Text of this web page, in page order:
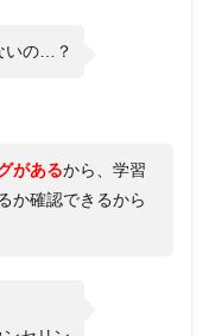
いの…？
があるから、学習
か確認できるから